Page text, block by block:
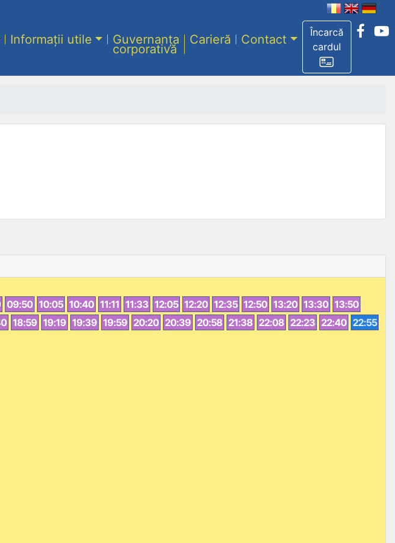
Încarcă
cardul
Informații utile Guvernanța
corporativă
Carieră Contact
09:50 10:05 10:40 11:11 11:33 12:05 12:20 12:35 12:50 13:20 13:30 13:50
18:59 19:19 19:39 19:59 20:20 20:39 20:58 21:38 22:08 22:23 22:40 22:55